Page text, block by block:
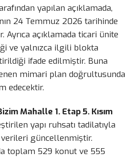
yapılan açıklamada,
24 Temmuz 2026 tarihinde
Ayrıca açıklamada ticari ünite
ve yalnızca ilgili blokta
ifade edilmiştir. Buna
mimari plan doğrultusunda
edecektir.
Mahalle 1. Etap 5. Kısım
yapı ruhsatı tadilatıyla
güncellenmiştir.
toplam 529 konut ve 555